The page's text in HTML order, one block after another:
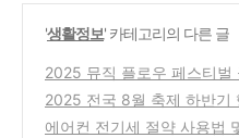
'생활정보' 카테고리의 다른 글
2025 뮤직 플로우 페스티벌
인업 티켓예매
(0)
2025 전국 8월 축제 하반기
에어컨 전기세 절약 사용법